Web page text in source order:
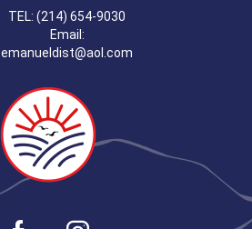
TEL: (214) 654-9030
Email:
emanueldist@aol.com